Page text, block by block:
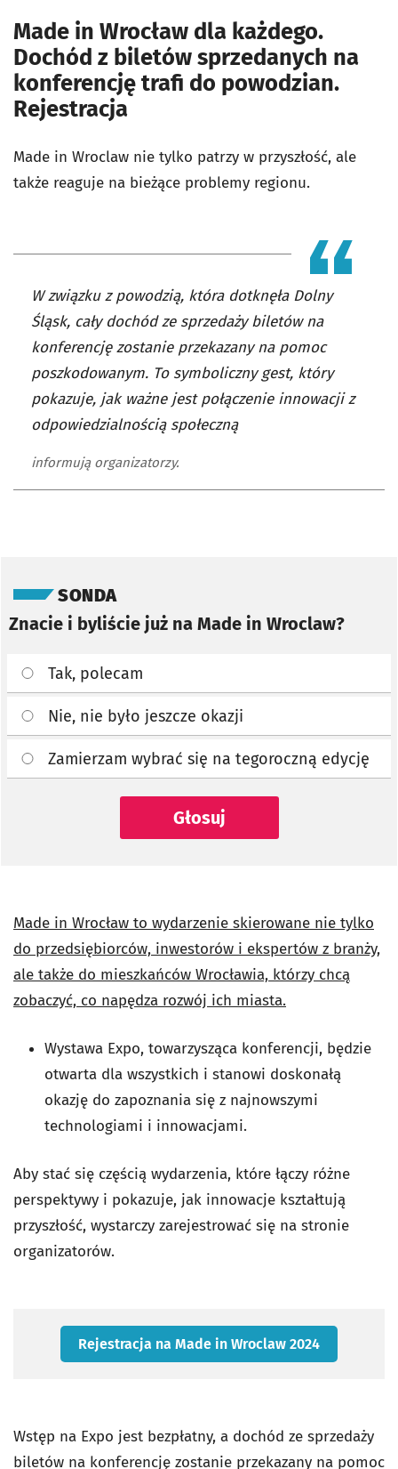
Made in Wrocław dla każdego.
Dochód z biletów sprzedanych na
konferencję trafi do powodzian.
Rejestracja
Made in Wroclaw nie tylko patrzy w przyszłość, ale
także reaguje na bieżące problemy regionu.
W związku z powodzią, która dotknęła Dolny
Śląsk, cały dochód ze sprzedaży biletów na
konferencję zostanie przekazany na pomoc
poszkodowanym. To symboliczny gest, który
pokazuje, jak ważne jest połączenie innowacji z
odpowiedzialnością społeczną
informują organizatorzy.
SONDA
Znacie i byliście już na Made in Wroclaw?
Tak, polecam
Nie, nie było jeszcze okazji
Zamierzam wybrać się na tegoroczną edycję
Głosuj
Made in Wrocław to wydarzenie skierowane nie tylko
do przedsiębiorców, inwestorów i ekspertów z branży,
ale także do mieszkańców Wrocławia, którzy chcą
zobaczyć, co napędza rozwój ich miasta.
Wystawa Expo, towarzysząca konferencji, będzie
otwarta dla wszystkich i stanowi doskonałą
okazję do zapoznania się z najnowszymi
technologiami i innowacjami.
Aby stać się częścią wydarzenia, które łączy różne
perspektywy i pokazuje, jak innowacje kształtują
przyszłość, wystarczy zarejestrować się na stronie
organizatorów.
Rejestracja na Made in Wroclaw 2024
Wstęp na Expo jest bezpłatny, a dochód ze sprzedaży
biletów na konferencję zostanie przekazany na pomoc